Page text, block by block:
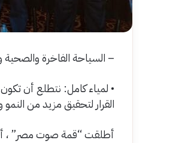
– السياحة الفاخرة والصحية
• لمياء كامل: نتطلع أن
القرار لتحقيق مزيد من النمو
أطلقت “قمة صوت مصر” ،